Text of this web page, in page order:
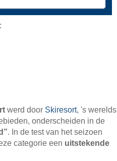
werd door Skiresort, 's werelds
onderscheiden in de
. In de test van het seizoen
categorie een uitstekende